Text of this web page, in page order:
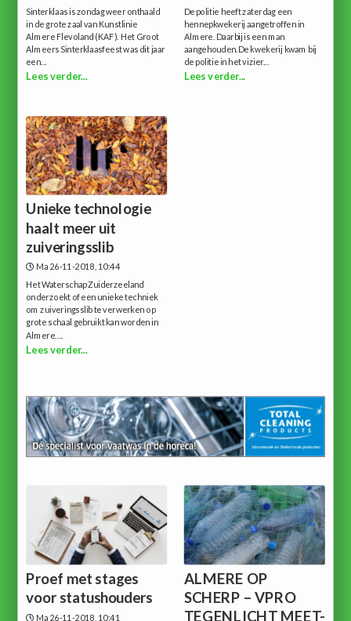
Sinterklaas is zondag weer onthaald
in de grote zaal van Kunstlinie
Almere Flevoland (KAF). Het Groot
Almeers Sinterklaasfeest was dit jaar
een...
Lees verder...
De politie heeft zaterdag een
hennepkwekerij aangetroffen in
Almere. Daarbij is een man
aangehouden.De kwekerij kwam bij
de politie in het vizier...
Lees verder...
Unieke technologie
haalt meer uit
zuiveringsslib
Ma 26-11-2018, 10:44
Het Waterschap Zuiderzeeland
onderzoekt of een unieke techniek
om zuiveringsslib te verwerken op
grote schaal gebruikt kan worden in
Almere....
Lees verder...
Proef met stages
voor statushouders
Ma 26-11-2018, 10:41
ALMERE OP
SCHERP – VPRO
TEGENLICHT MEET-